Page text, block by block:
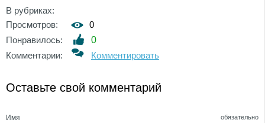
В рубриках:
Просмотров:
0
Понравилось:
0
Комментарии:
Комментировать
Оставьте свой комментарий
Имя обязательно